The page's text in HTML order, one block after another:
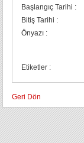
Başlangıç Tarihi :
Bitiş Tarihi :
Önyazı :
Etiketler :
Geri Dön